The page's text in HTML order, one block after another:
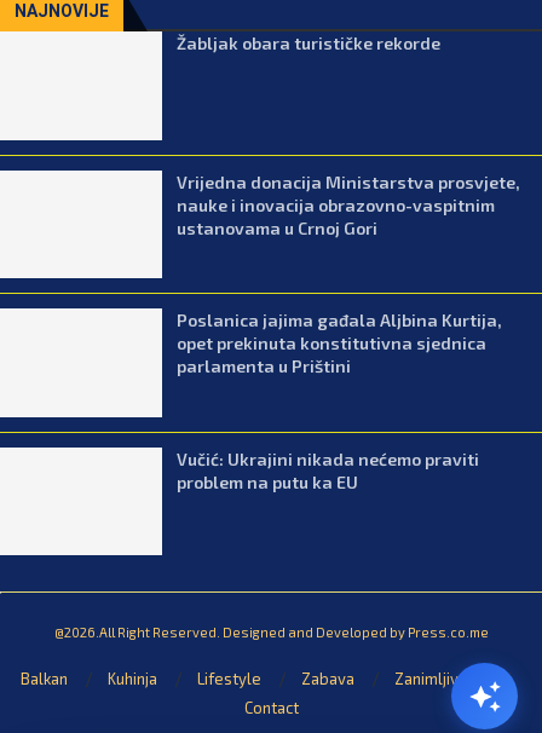
NAJNOVIJE
Žabljak obara turističke rekorde
Vrijedna donacija Ministarstva prosvjete,
nauke i inovacija obrazovno-vaspitnim
ustanovama u Crnoj Gori
Poslanica jajima gađala Aljbina Kurtija,
opet prekinuta konstitutivna sjednica
parlamenta u Prištini
Vučić: Ukrajini nikada nećemo praviti
problem na putu ka EU
@2026.All Right Reserved. Designed and Developed by Press.co.me
Balkan Kuhinja Lifestyle Zabava
Zanimljivosti
Contact